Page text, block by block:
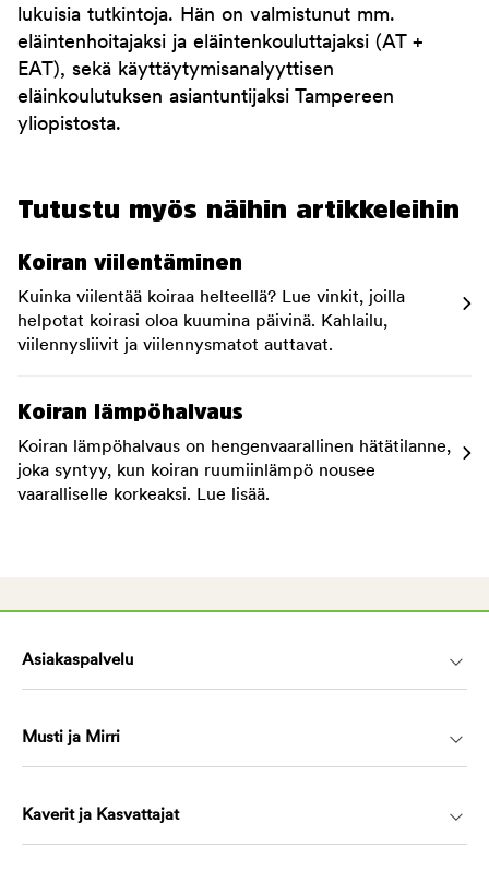
lukuisia tutkintoja. Hän on valmistunut mm.
eläintenhoitajaksi ja eläintenkouluttajaksi (AT +
EAT), sekä käyttäytymisanalyyttisen
eläinkoulutuksen asiantuntijaksi Tampereen
yliopistosta.
Tutustu myös näihin artikkeleihin
Koiran viilentäminen
Kuinka viilentää koiraa helteellä? Lue vinkit, joilla
helpotat koirasi oloa kuumina päivinä. Kahlailu,
viilennysliivit ja viilennysmatot auttavat.
Koiran lämpöhalvaus
Koiran lämpöhalvaus on hengenvaarallinen hätätilanne,
joka syntyy, kun koiran ruumiinlämpö nousee
vaaralliselle korkeaksi. Lue lisää.
Asiakaspalvelu
Musti ja Mirri
Kaverit ja Kasvattajat